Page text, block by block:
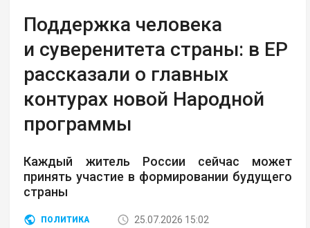
Поддержка человека
и суверенитета страны: в ЕР
рассказали о главных
контурах новой Народной
программы
Каждый житель России сейчас может
принять участие в формировании будущего
страны
ПОЛИТИКА
25.07.2026 15:02